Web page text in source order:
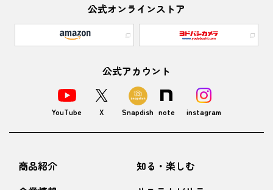
公式オンラインストア
公式アカウント
YouTube X Snapdish note instagram
商品紹介
知る・楽しむ